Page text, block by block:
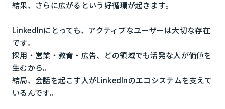
結果、さらに広がるという好循環が起きます。
LinkedInにとっても、アクティブなユーザーは大切な存在
です。
採用・営業・教育・広告、どの領域でも活発な人が価値を
生むから。
結局、会話を起こす人がLinkedInのエコシステムを支えて
いるんです。